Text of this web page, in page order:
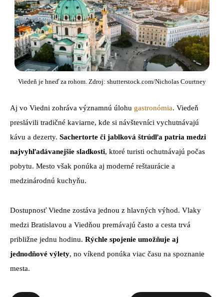
Viedeň je hneď za rohom. Zdroj: shutterstock.com/Nicholas Courtney
Aj vo Viedni zohráva významnú úlohu gastronómia. Viedeň
preslávili tradičné kaviarne, kde si návštevníci vychutnávajú
kávu a dezerty. Sachertorte či jablková štrúdľa patria medzi
najvyhľadávanejšie sladkosti, ktoré turisti ochutnávajú počas
pobytu. Mesto však ponúka aj moderné reštaurácie a
medzinárodnú kuchyňu.
Dostupnosť Viedne zostáva jednou z hlavných výhod. Vlaky
medzi Bratislavou a Viedňou premávajú často a cesta trvá
približne jednu hodinu. Rýchle spojenie umožňuje aj
jednodňové výlety, no víkend ponúka viac času na spoznanie
mesta.